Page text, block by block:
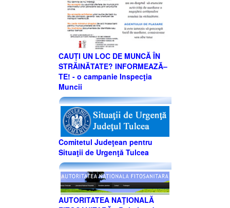
CAUȚI UN LOC DE MUNCĂ ÎN
STRĂINĂTATE? INFORMEAZĂ–
TE! - o campanie Inspecţia
Muncii
Comitetul Judeţean pentru
Situaţii de Urgenţă Tulcea
AUTORITATEA NAŢIONALĂ